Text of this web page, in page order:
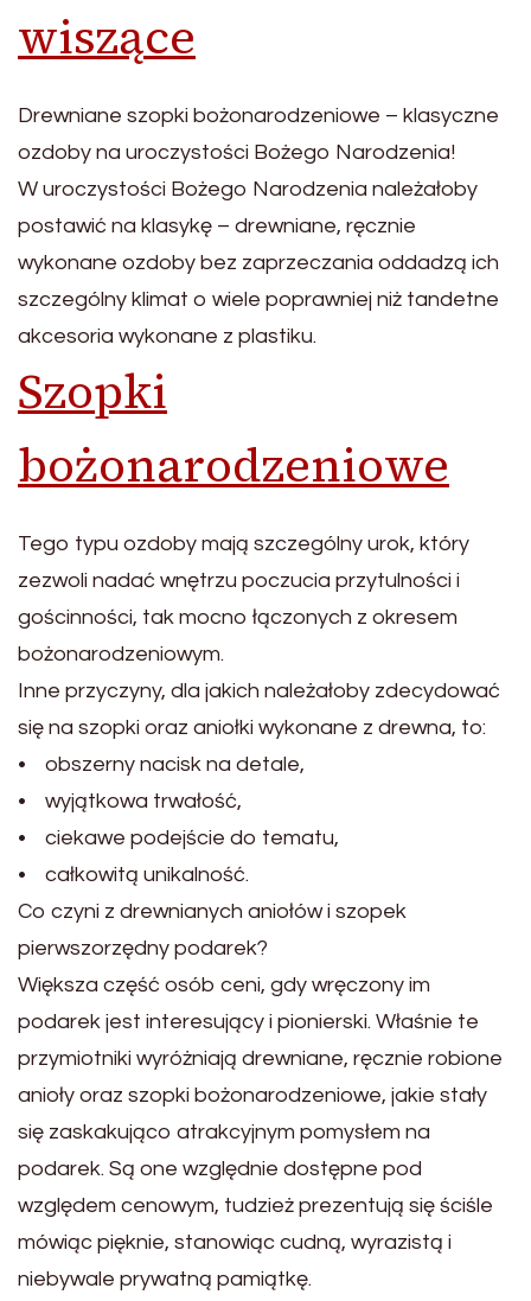
wiszące
Drewniane szopki bożonarodzeniowe – klasyczne
ozdoby na uroczystości Bożego Narodzenia!
W uroczystości Bożego Narodzenia należałoby
postawić na klasykę – drewniane, ręcznie
wykonane ozdoby bez zaprzeczania oddadzą ich
szczególny klimat o wiele poprawniej niż tandetne
akcesoria wykonane z plastiku.
Szopki
bożonarodzeniowe
Tego typu ozdoby mają szczególny urok, który
zezwoli nadać wnętrzu poczucia przytulności i
gościnności, tak mocno łączonych z okresem
bożonarodzeniowym.
Inne przyczyny, dla jakich należałoby zdecydować
się na szopki oraz aniołki wykonane z drewna, to:
• obszerny nacisk na detale,
• wyjątkowa trwałość,
• ciekawe podejście do tematu,
• całkowitą unikalność.
Co czyni z drewnianych aniołów i szopek
pierwszorzędny podarek?
Większa część osób ceni, gdy wręczony im
podarek jest interesujący i pionierski. Właśnie te
przymiotniki wyróżniają drewniane, ręcznie robione
anioły oraz szopki bożonarodzeniowe, jakie stały
się zaskakująco atrakcyjnym pomysłem na
podarek. Są one względnie dostępne pod
względem cenowym, tudzież prezentują się ściśle
mówiąc pięknie, stanowiąc cudną, wyrazistą i
niebywale prywatną pamiątkę.